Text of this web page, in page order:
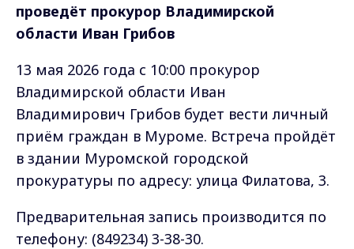
проведёт прокурор Владимирской
области Иван Грибов
13 мая 2026 года с 10:00 прокурор
Владимирской области Иван
Владимирович Грибов будет вести личный
приём граждан в Муроме. Встреча пройдёт
в здании Муромской городской
прокуратуры по адресу: улица Филатова, 3.
Предварительная запись производится по
телефону: (849234) 3-38-30.